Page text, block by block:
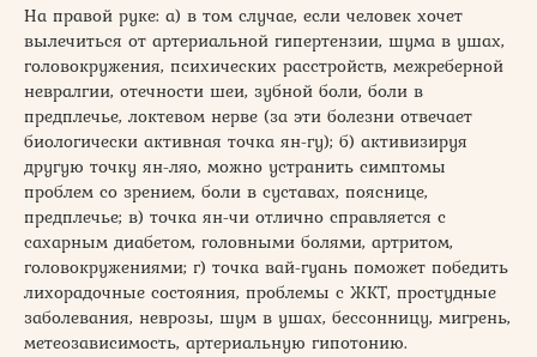
На правой руке: а) в том случае, если человек хочет
вылечиться от артериальной гипертензии, шума в ушах,
головокружения, психических расстройств, межреберной
невралгии, отечности шеи, зубной боли, боли в
предплечье, локтевом нерве (за эти болезни отвечает
биологически активная точка ян-гу); б) активизируя
другую точку ян-ляо, можно устранить симптомы
проблем со зрением, боли в суставах, пояснице,
предплечье; в) точка ян-чи отлично справляется с
сахарным диабетом, головными болями, артритом,
головокружениями; г) точка вай-гуань поможет победить
лихорадочные состояния, проблемы с ЖКТ, простудные
заболевания, неврозы, шум в ушах, бессонницу, мигрень,
метеозависимость, артериальную гипотонию.